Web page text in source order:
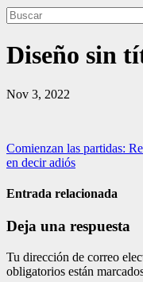
Diseño sin
Nov 3, 2022
Navegación
de
entradas
Comienzan las partidas:
en decir adiós
Entrada relacionada
Deja una respuesta
Tu dirección de correo
obligatorios están